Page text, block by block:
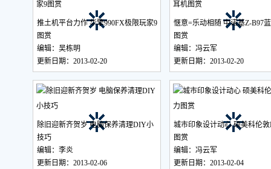
推土机平台力作 华擎990FX极限玩家9
图赏
编辑：吴栋明
更新日期：2013-02-20
惬意=乐动相随 中诺基Z-B97
图赏
编辑：冯云军
更新日期：2013-02-20
除旧迎新齐贺岁 电脑保养清理DIY小
技巧
编辑：李炎
更新日期：2013-02-06
城市印象设计动心 硕美科伦
图赏
编辑：冯云军
更新日期：2013-02-04